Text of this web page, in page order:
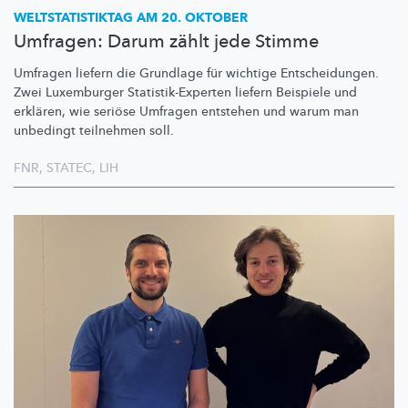
WELTSTATISTIKTAG AM 20. OKTOBER
Umfragen: Darum zählt jede Stimme
Umfragen liefern die Grundlage für wichtige Entscheidungen.
Zwei Luxemburger Statistik-Experten liefern Beispiele und
erklären, wie seriöse Umfragen entstehen und warum man
unbedingt teilnehmen soll.
FNR, STATEC, LIH